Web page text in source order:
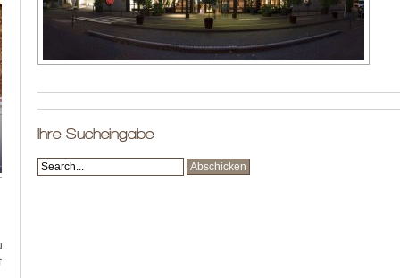
Ihre Sucheingabe